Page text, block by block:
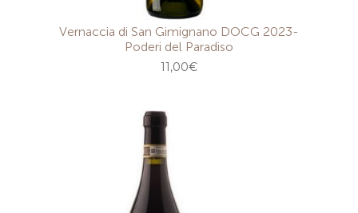
Vernaccia di San Gimignano DOCG 2023-
Poderi del Paradiso
11,00€